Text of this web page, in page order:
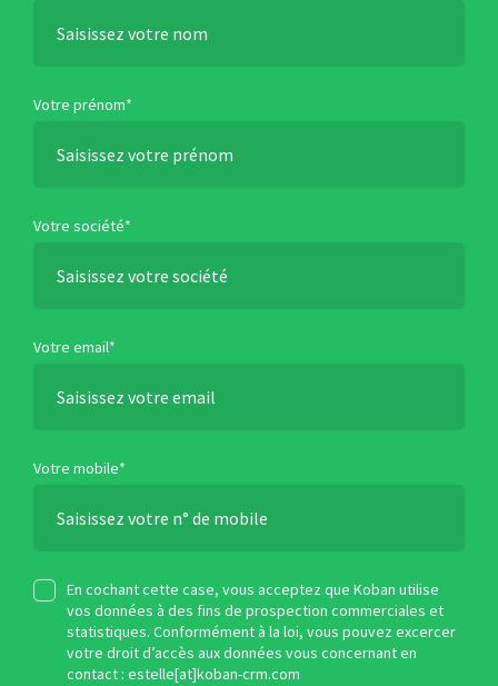
Votre prénom*
Votre société*
Votre email*
Votre mobile*
En cochant cette case, vous acceptez que Koban utilise
vos données à des fins de prospection commerciales et
statistiques. Conformément à la loi, vous pouvez excercer
votre droit d’accès aux données vous concernant en
contact : estelle[at]koban-crm.com